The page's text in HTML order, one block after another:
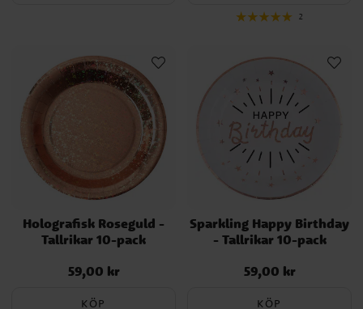
2
Holografisk Roseguld -
Tallrikar 10-pack
Pris:59,00 kr
59,00 kr
KÖP
Sparkling Happy Birthday
- Tallrikar 10-pack
Pris:59,00 kr
59,00 kr
KÖP